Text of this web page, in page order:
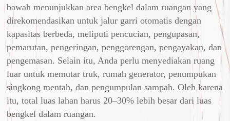
bawah menunjukkan area bengkel dalam ruangan yang
direkomendasikan untuk jalur garri otomatis dengan
kapasitas berbeda, meliputi pencucian, pengupasan,
pemarutan, pengeringan, penggorengan, pengayakan, dan
pengemasan. Selain itu, Anda perlu menyediakan ruang
luar untuk memutar truk, rumah generator, penumpukan
singkong mentah, dan pengumpulan sampah. Oleh karena
itu, total luas lahan harus 20–30% lebih besar dari luas
bengkel dalam ruangan.